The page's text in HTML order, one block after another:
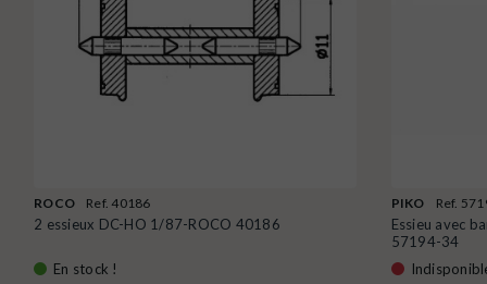
ROCO Ref. 40186
2 essieux DC-HO 1/87-ROCO 40186
En stock !
PIKO Ref.
Essieu avec
57194-34